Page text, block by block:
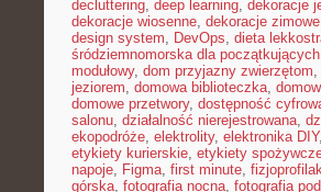
decluttering, deep learning, dekoracje
dekoracje wiosenne, dekoracje zimowe
design system, DevOps, dieta
śródziemnomorska dla początkujących
modułowy, dom przyjazny zwierzętom,
jeziorem, domowa biblioteczka,
domowe przetwory, dostępność
salonu, działalność nierejestrowana,
ekopodróże, elektrolity, elektronika DIY,
etykiety kurierskie, etykiety
napoje, Figma, first minute,
górska, fotografia nocna, fotografia